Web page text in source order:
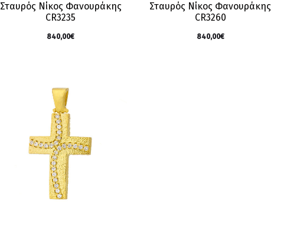
Σταυρός Νίκος Φανουράκης
CR3235
840,00€
Σταυρός Νίκος Φανουράκης
CR3260
840,00€